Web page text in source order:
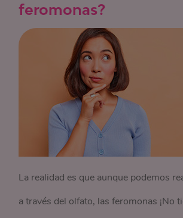
feromonas?
La realidad es que aunque podemos
a través del olfato, las feromonas ¡No